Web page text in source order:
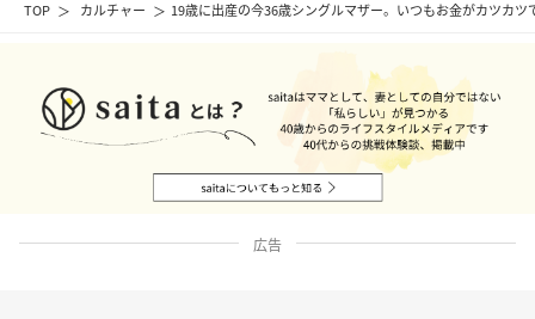
TOP カルチャー 19歳に出産の今36歳シングルマザー。いつもお金がカツカ
広告